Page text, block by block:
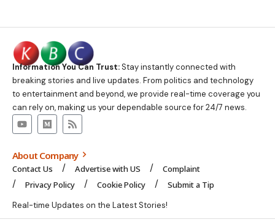
Information You Can Trust:Stay instantly connected with
breaking stories and live updates. From politics and technology
to entertainment and beyond, we provide real-time coverage you
can rely on, making us your dependable source for 24/7 news.
About Company
Contact Us Advertise with US
Complaint
Privacy Policy
Cookie Policy Submit a Tip
Real-time Updates on the Latest Stories!